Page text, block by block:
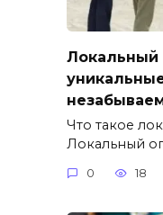
Локальный
Что такое
Локальный
0 18